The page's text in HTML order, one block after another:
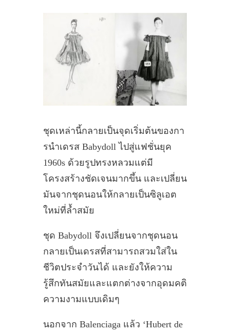
ชุดเหล่านี้กลายเป็นจุดเริ่มต้นของกา
รนำเดรส Babydoll ไปสู่แฟชั่นยุค
1960s ด้วยรูปทรงหลวมแต่มี
โครงสร้างชัดเจนมากขึ้น และเปลี่ยน
มันจากชุดนอนให้กลายเป็นซิลูเอต
ใหม่ที่ล้ำสมัย
ชุด Babydoll จึงเปลี่ยนจากชุดนอน
กลายเป็นเดรสที่สามารถสวมใส่ใน
ชีวิตประจำวันได้ และยังให้ความ
รู้สึกทันสมัยและแตกต่างจากอุดมคติ
ความงามแบบเดิมๆ
นอกจาก Balenciaga แล้ว ‘Hubert de